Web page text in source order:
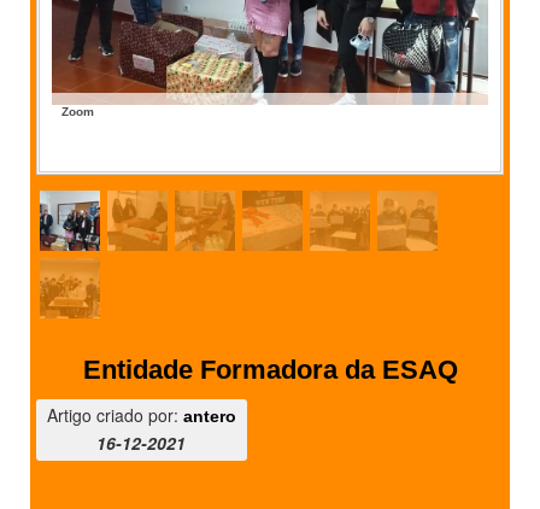
Zoom
Entidade Formadora da ESAQ
Artigo criado por: antero
16-12-2021